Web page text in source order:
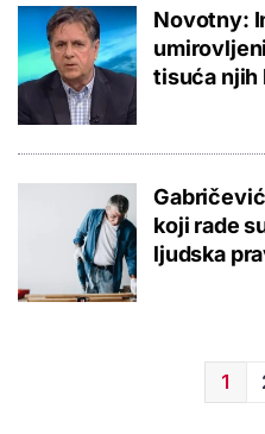
Novotny:
tisuća njih
koji rade
ljudska
1